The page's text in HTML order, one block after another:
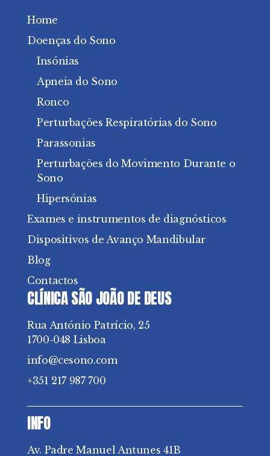
Home
Doenças do Sono
Insónias
Apneia do Sono
Ronco
Perturbações Respiratórias do Sono
Parassonias
Perturbações do Movimento Durante o
Sono
Hipersónias
Exames e instrumentos de diagnósticos
Dispositivos de Avanço Mandibular
Blog
Contactos
CLÍNICA SÃO JOÃO DE DEUS
Rua António Patrício, 25
1700-048 Lisboa
info@cesono.com
+351 217 987 700
INFO
Av. Padre Manuel Antunes 41B